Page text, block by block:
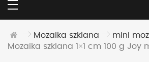
Mozaika szklana
mini
Mozaika szklana 1×1 cm 100 g Joy